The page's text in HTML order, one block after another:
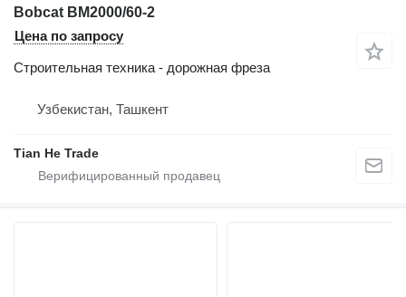
Bobcat BM2000/60-2
Цена по запросу
Строительная техника - дорожная фреза
Узбекистан, Ташкент
Tian He Trade